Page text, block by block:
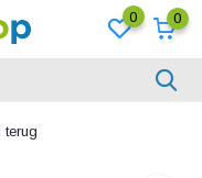
0 0
terug